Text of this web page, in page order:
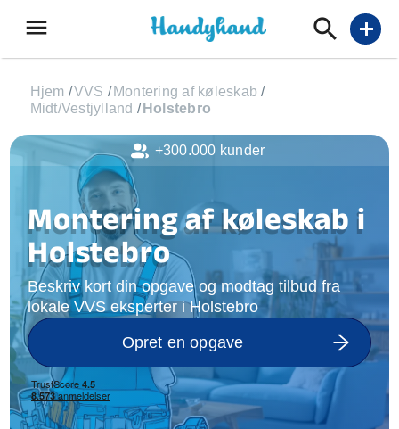
menu add
Hjem /VVS / Montering af køleskab /
Midt/Vestjylland / Holstebro
Montering af køleskab i
Holstebro
Beskriv kort din opgave og modtag tilbud fra
lokale VVS eksperter i Holstebro
Opret en opgave
+300.000 kunder